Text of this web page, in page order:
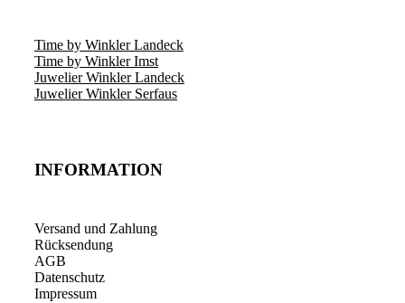
Time by Winkler Landeck
Time by Winkler Imst
Juwelier Winkler Landeck
Juwelier Winkler Serfaus
INFORMATION
Versand und Zahlung
Rücksendung
AGB
Datenschutz
Impressum